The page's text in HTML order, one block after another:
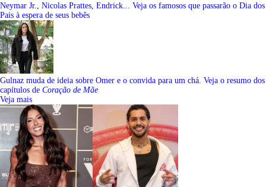
Neymar Jr., Nicolas Prattes, Endrick... Veja os famosos que passarão o Dia dos
Pais à espera de seus bebês
Gulnaz muda de ideia sobre Omer e o convida para um chá. Veja o resumo dos
capítulos de Coração de Mãe
Veja mais